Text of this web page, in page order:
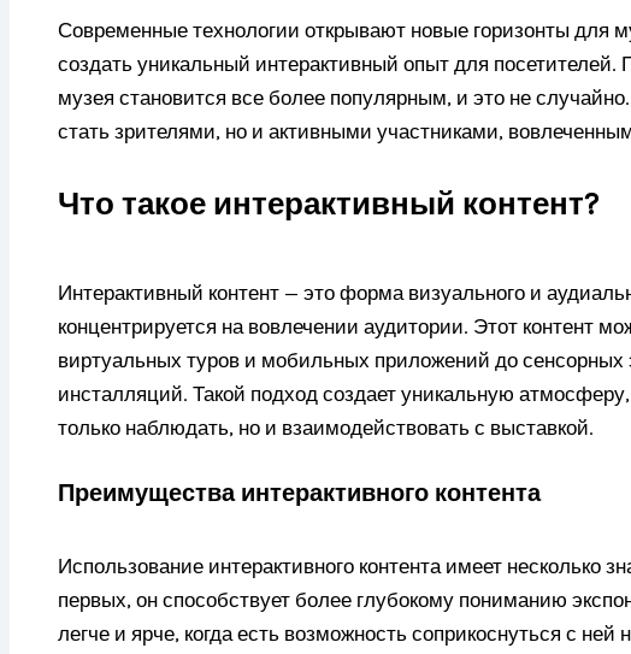
Современные технологии открывают новые горизонты для
создать уникальный интерактивный опыт для посетителей.
музея становится все более популярным, и это не
стать зрителями, но и активными участниками,
Что такое интерактивный контент?
Интерактивный контент — это форма визуального и
концентрируется на вовлечении аудитории. Этот контент
виртуальных туров и мобильных приложений до
инсталляций. Такой подход создает уникальную
только наблюдать, но и взаимодействовать с выставкой.
Преимущества интерактивного контента
Использование интерактивного контента имеет несколько
первых, он способствует более глубокому пониманию
легче и ярче, когда есть возможность соприкоснуться с